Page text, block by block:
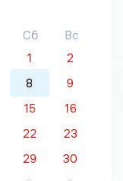
Сб
Вс
1
2
8
9
15
16
22
23
29
30